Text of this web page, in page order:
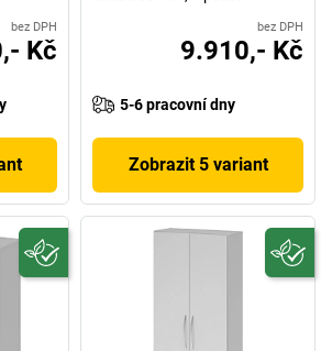
bez DPH
Kč
bez DPH
9.910,- Kč
5-6 pracovní dny
Zobrazit 5 variant